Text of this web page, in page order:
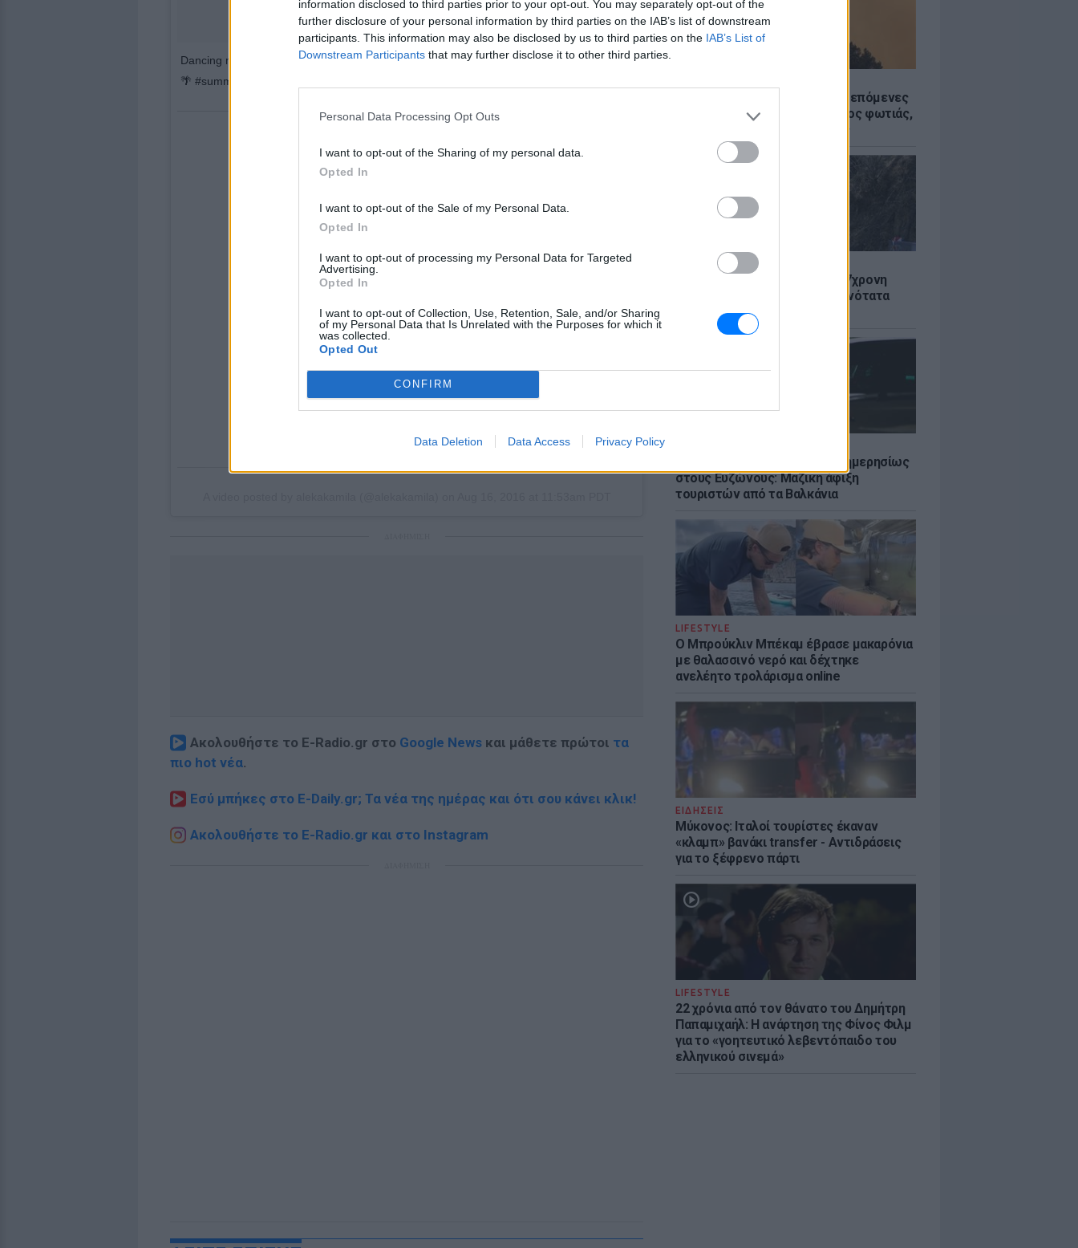
information disclosed to third parties prior to your opt-out. You may separately opt-out of the
further disclosure of your personal information by third parties on the IAB’s list of downstream
participants. This information may also be disclosed by us to third parties on the IAB’s List of
Downstream Participants that may further disclose it to other third parties.
Personal Data Processing Opt Outs
I want to opt-out of the Sharing of my personal data.
Opted In
I want to opt-out of the Sale of my Personal Data.
Opted In
I want to opt-out of processing my Personal Data for Targeted
Advertising.
Opted In
I want to opt-out of Collection, Use, Retention, Sale, and/or Sharing
of my Personal Data that Is Unrelated with the Purposes for which it
was collected.
Opted Out
CONFIRM
Data Deletion Data Access Privacy Policy
Καιρός «hot – dry – windy» τις επόμενες
48 ώρες: Αυξημένος ο κίνδυνος φωτιάς,
συναγερμός σε 6 περιφέρειες
ΕΙΔΗΣΕΙΣ
Θρίλερ στον Λυκαβηττό: Σε 57χρονη
γυναίκα ανήκει η σορός - Πιθανότατα
έπεσε από ύψος
Πάνω από 45.000 διελεύσεις ημερησίως
στους Ευζώνους: Μαζική άφιξη
τουριστών από τα Βαλκάνια
LIFESTYLE
Ο Μπρούκλιν Μπέκαμ έβρασε μακαρόνια
με θαλασσινό νερό και δέχτηκε
ανελέητο τρολάρισμα online
ΕΙΔΗΣΕΙΣ
Μύκονος: Ιταλοί τουρίστες έκαναν
«κλαμπ» βανάκι transfer - Αντιδράσεις
για το ξέφρενο πάρτι
LIFESTYLE
22 χρόνια από τον θάνατο του Δημήτρη
Παπαμιχαήλ: Η ανάρτηση της Φίνος Φιλμ
για το «γοητευτικό λεβεντόπαιδο του
ελληνικού σινεμά»
Dancing mood all day long @tarlacmarija #dancingmachine #danceallday #summer2016
🌴 #summerfun #lovethislife @jadevtales
ΔΙΑΦΗΜΙΣΗ
Ακολουθήστε το E-Radio.gr στο Google News και μάθετε πρώτοι τα
πιο hot νέα.
Εσύ μπήκες στο E-Daily.gr; Τα νέα της ημέρας και ότι σου κάνει κλικ!
Ακολουθήστε το E-Radio.gr και στο Instagram